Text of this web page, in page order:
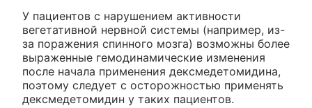
У пациентов с нарушением активности
вегетативной нервной системы (например, из-
за поражения спинного мозга) возможны более
выраженные гемодинамические изменения
после начала применения дексмедетомидина,
поэтому следует с осторожностью применять
дексмедетомидин у таких пациентов.